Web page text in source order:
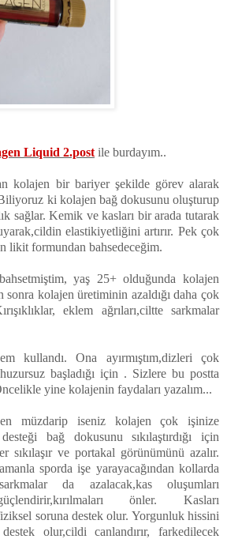
Liquid 2.post ile burdayım..
kolajen bir bariyer şekilde görev alarak
ki kolajen bağ dokusunu oluşturup
sağlar. Kemik ve kasları bir arada tutarak
elastikiyetliğini artırır. Pek çok
likit formundan bahsedeceğim.
yaş 25+ olduğunda kolajen
sonra kolajen üretiminin azaldığı daha çok
eklem ağrıları,ciltte sarkmalar
kullandı. Ona ayırmıştım,dizleri çok
başladığı için . Sizlere bu postta
yine kolajenin faydaları yazalım...
müzdarip iseniz kolajen çok işinize
bağ dokusunu sıkılaştırdığı için
sıkılaşır ve portakal görünümünü azalır.
sporda işe yarayacağından kollarda
da azalacak,kas oluşumları
önler. Kasları
soruna destek olur. Yorgunluk hissini
olur,cildi canlandırır, farkedilecek